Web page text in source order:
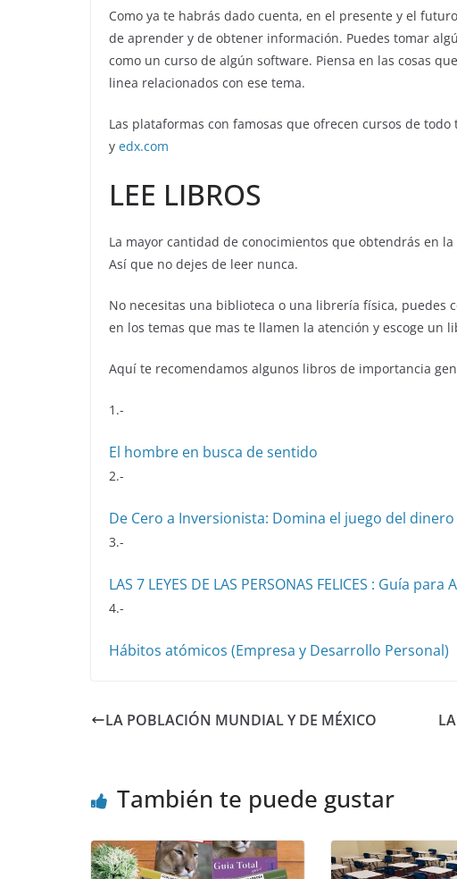
Como ya te habrás dado cuenta, en el presente y el
de aprender y de obtener información. Puedes tomar
como un curso de algún software. Piensa en las cosas
linea relacionados con ese tema.
Las plataformas con famosas que ofrecen cursos de todo
y edx.com
LEE LIBROS
La mayor cantidad de conocimientos que obtendrás en
Así que no dejes de leer nunca.
No necesitas una biblioteca o una librería física, puedes
en los temas que mas te llamen la atención y escoge un
Aquí te recomendamos algunos libros de importancia
1.-
El hombre en busca de sentido
2.-
De Cero a Inversionista: Domina el juego del dinero
3.-
LAS 7 LEYES DE LAS PERSONAS FELICES : Guía
4.-
Hábitos atómicos (Empresa y Desarrollo Personal)
LA POBLACIÓN MUNDIAL Y DE MÉXICO
También te puede gustar